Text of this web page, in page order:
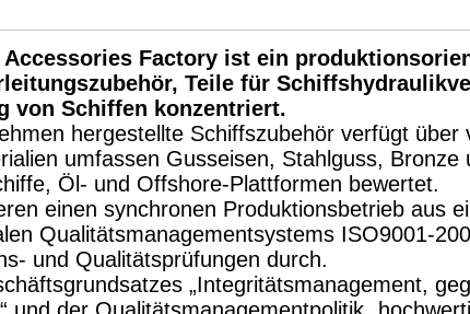
Accessories Factory ist ein
Teile für
von Schiffen konzentriert.
hergestellte Schiffszubehör verfügt über
umfassen Gusseisen, Stahlguss, Bronze
Öl- und Offshore-Plattformen bewertet.
einen synchronen Produktionsbetrieb aus
Qualitätsmanagementsystems ISO9001-
und Qualitätsprüfungen durch.
„Integritätsmanagement,